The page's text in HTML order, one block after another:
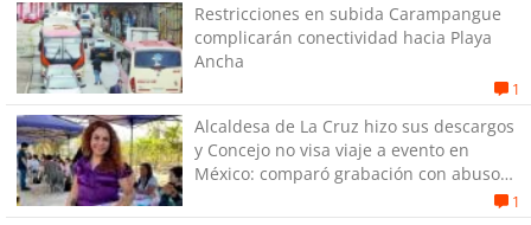
Restricciones en subida Carampangue
complicarán conectividad hacia Playa
Ancha
1
Alcaldesa de La Cruz hizo sus descargos
y Concejo no visa viaje a evento en
México: comparó grabación con abuso
1